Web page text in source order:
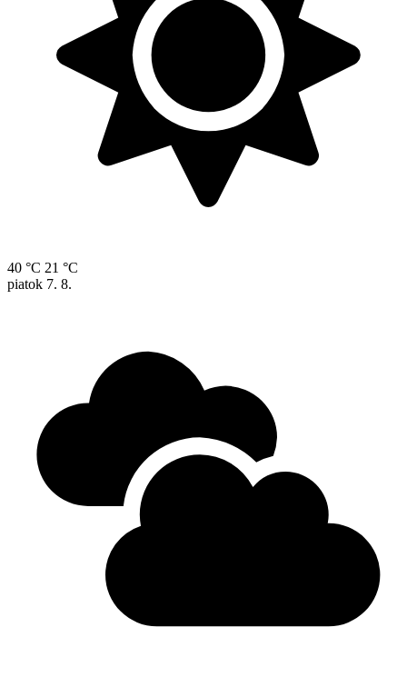
40 °C 21 °C
piatok 7. 8.